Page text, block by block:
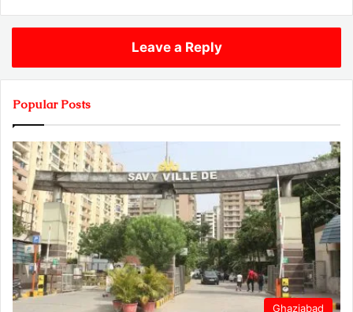
Leave a Reply
Popular Posts
Ghaziabad